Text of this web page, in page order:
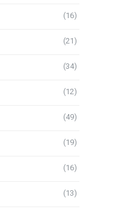
(16)
(21)
(34)
(12)
(49)
(19)
(16)
(13)